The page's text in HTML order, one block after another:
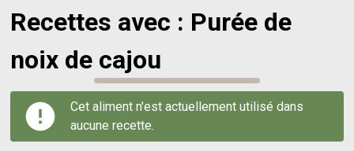
Recettes avec : Purée de
noix de cajou
Cet aliment n'est actuellement utilisé dans
aucune recette.